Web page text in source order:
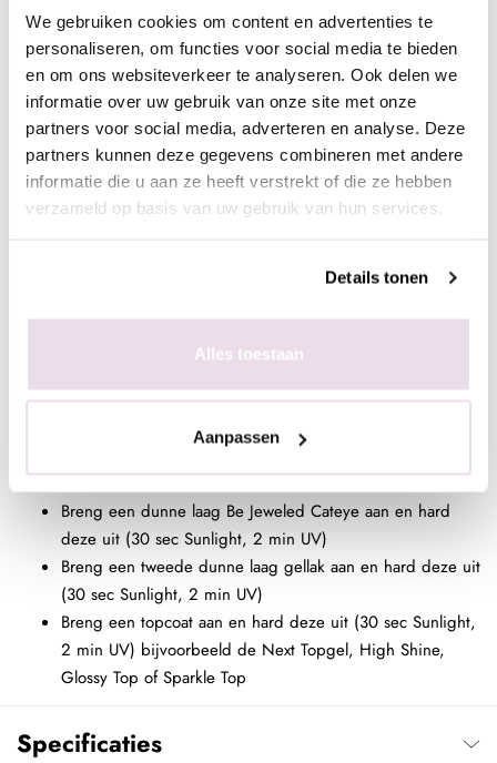
We gebruiken cookies om content en advertenties te
personaliseren, om functies voor social media te bieden
en om ons websiteverkeer te analyseren. Ook delen we
informatie over uw gebruik van onze site met onze
partners voor social media, adverteren en analyse. Deze
partners kunnen deze gegevens combineren met andere
informatie die u aan ze heeft verstrekt of die ze hebben
verzameld op basis van uw gebruik van hun services.
Details tonen
Alles toestaan
Aanpassen
min UV)
Breng een dunne laag Be Jeweled Cateye aan en hard
deze uit (30 sec Sunlight, 2 min UV)
Breng een tweede dunne laag gellak aan en hard deze uit
(30 sec Sunlight, 2 min UV)
-Breng een topcoat aan en hard deze uit (30 sec Sunlight,
2 min UV) bijvoorbeeld de Base/Top of Next Topgel
Be Jeweled Cateye CA21 (Chameleon) Bruin met
Breng de kunstnagels aan zoals gebruikelijk en vijl deze
Verwijder de stofresten
Breng een donkere kleur gellak aan als ondergrond
Breng een dunne laag Be Jeweled Cateye aan en hard
deze uit (30 sec Sunlight, 2 min UV)
Breng een tweede dunne laag gellak aan en hard deze uit
(30 sec Sunlight, 2 min UV)
Breng een topcoat aan en hard deze uit (30 sec Sunlight,
2 min UV) bijvoorbeeld de Next Topgel, High Shine,
Glossy Top of Sparkle Top
Specificaties